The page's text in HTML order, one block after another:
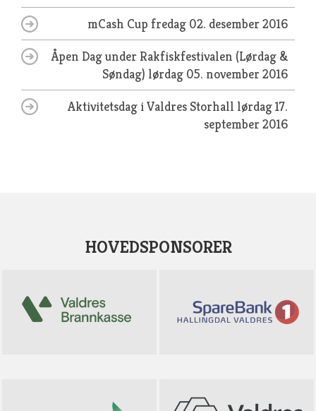
mCash Cup fredag 02. desember 2016
Åpen Dag under Rakfiskfestivalen (Lørdag &
Søndag) lørdag 05. november 2016
Aktivitetsdag i Valdres Storhall lørdag 17.
september 2016
HOVEDSPONSORER